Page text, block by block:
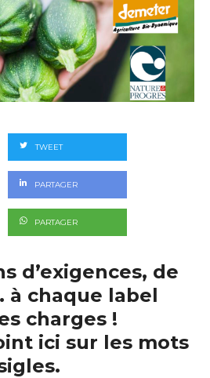
TWEET
PARTAGER
PARTAGER
d’exigences, de
à chaque label
charges !
ici sur les mots